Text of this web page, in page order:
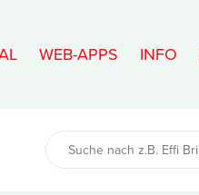
WEB-APPS INFO